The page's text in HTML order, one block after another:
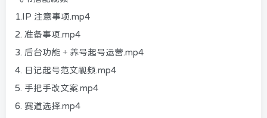
1.IP 注意事项.mp4
2. 准备事项.mp4
3. 后台功能 + 养号起号运营.mp4
4. 日记起号范文视频.mp4
5. 手把手改文案.mp4
6. 赛道选择.mp4